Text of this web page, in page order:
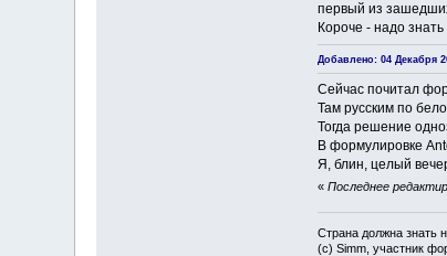
первый из
Короче - надо
Добавлено: 04 Декабря
Сейчас почитал
Там русским по
Тогда решение
В формулировке
Я, блин, целый
« Последнее
Страна должна знать
(c) Simm, участник